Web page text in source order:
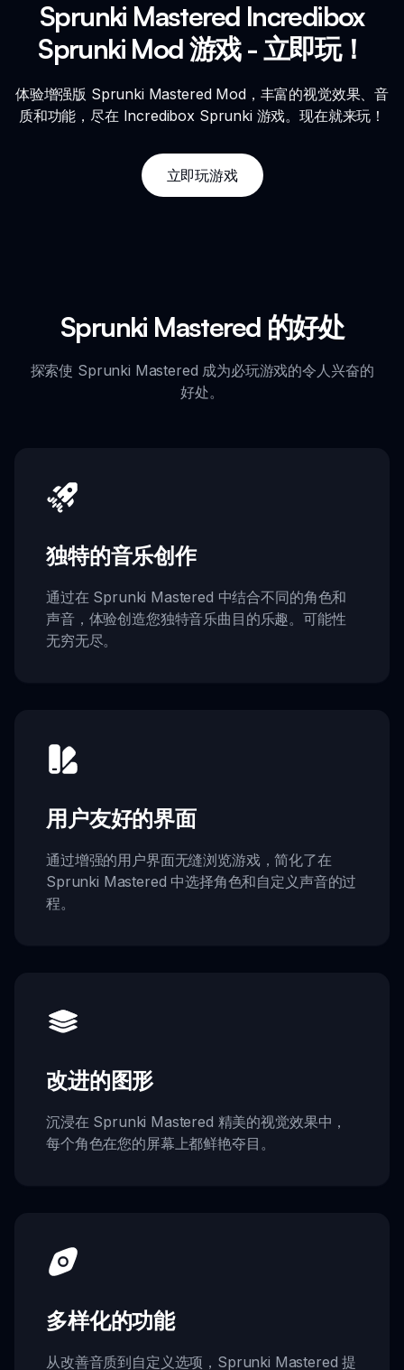
Sprunki Mastered Incredibox
Sprunki Mod 游戏 - 立即玩！
体验增强版 Sprunki Mastered Mod，丰富的视觉效果、音
质和功能，尽在 Incredibox Sprunki 游戏。现在就来玩！
立即玩游戏
Sprunki Mastered 的好处
探索使 Sprunki Mastered 成为必玩游戏的令人兴奋的
好处。
独特的音乐创作
通过在 Sprunki Mastered 中结合不同的角色和
声音，体验创造您独特音乐曲目的乐趣。可能性
无穷无尽。
用户友好的界面
通过增强的用户界面无缝浏览游戏，简化了在
Sprunki Mastered 中选择角色和自定义声音的过
程。
改进的图形
沉浸在 Sprunki Mastered 精美的视觉效果中，
每个角色在您的屏幕上都鲜艳夺目。
多样化的功能
从改善音质到自定义选项，Sprunki Mastered 提